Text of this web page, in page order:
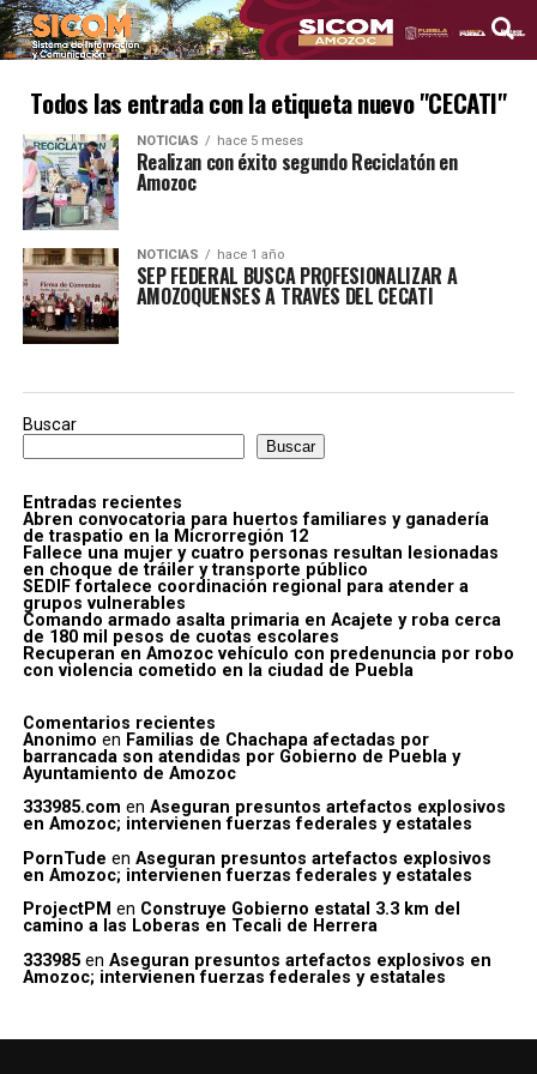
Todos las entrada con la etiqueta nuevo "CECATI"
NOTICIAS hace 5 meses
Realizan con éxito segundo Reciclatón en
Amozoc
NOTICIAS hace 1 año
SEP FEDERAL BUSCA PROFESIONALIZAR A
AMOZOQUENSES A TRAVÉS DEL CECATI
Buscar
Buscar
Entradas recientes
Abren convocatoria para huertos familiares y ganadería
de traspatio en la Microrregión 12
Fallece una mujer y cuatro personas resultan lesionadas
en choque de tráiler y transporte público
SEDIF fortalece coordinación regional para atender a
grupos vulnerables
Comando armado asalta primaria en Acajete y roba cerca
de 180 mil pesos de cuotas escolares
Recuperan en Amozoc vehículo con predenuncia por robo
con violencia cometido en la ciudad de Puebla
Comentarios recientes
Anonimo en Familias de Chachapa afectadas por
barrancada son atendidas por Gobierno de Puebla y
Ayuntamiento de Amozoc
333985.com en Aseguran presuntos artefactos explosivos
en Amozoc; intervienen fuerzas federales y estatales
PornTude en Aseguran presuntos artefactos explosivos
en Amozoc; intervienen fuerzas federales y estatales
ProjectPM en Construye Gobierno estatal 3.3 km del
camino a las Loberas en Tecali de Herrera
333985en Aseguran presuntos artefactos explosivos en
Amozoc; intervienen fuerzas federales y estatales